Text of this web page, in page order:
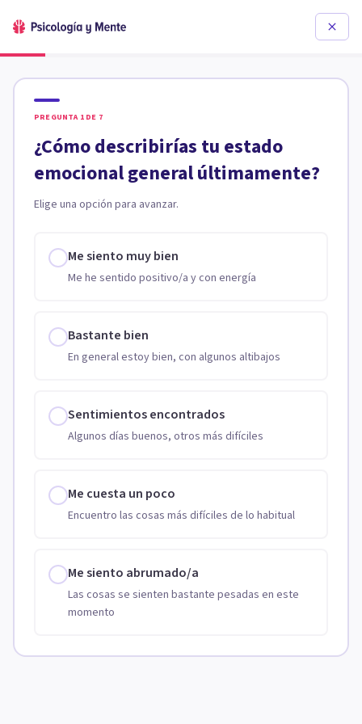
PREGUNTA 1 DE 7
¿Cómo describirías tu estado
emocional general últimamente?
Elige una opción para avanzar.
Me siento muy bien
Me he sentido positivo/a y con energía
Bastante bien
En general estoy bien, con algunos altibajos
Sentimientos encontrados
Algunos días buenos, otros más difíciles
Me cuesta un poco
Encuentro las cosas más difíciles de lo habitual
Me siento abrumado/a
Las cosas se sienten bastante pesadas en este
momento